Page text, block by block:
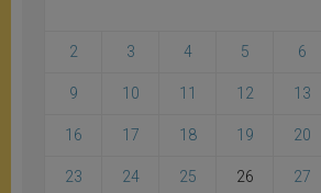
2 3 4 5 6
9 10 11 12 13
16 17 18 19 20
23 24 25 26 27